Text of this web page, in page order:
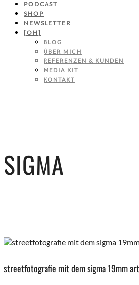
PODCAST
SHOP
NEWSLETTER
[OH]
BLOG
ÜBER MICH
REFERENZEN & KUNDEN
MEDIA KIT
KONTAKT
SIGMA
streetfotografie mit dem sigma 19mm art